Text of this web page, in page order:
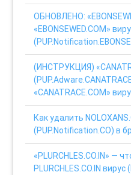
ОБНОВЛЕНО:
«EBONSEWED.COM»
(ИНСТРУКЦИЯ)
«CANATRACE.COM»
Как удалить
(PUP.Notification.CO) в
«PLURCHLES.CO.IN» —
PLURCHLES.CO.IN вирус